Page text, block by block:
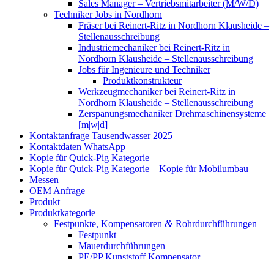
Sales Manager – Vertriebs­mit­ar­beiter (M/W/D)
Techniker Jobs in Nordhorn
Fräser bei Reinert-Ritz in Nordhorn Klaus­heide –
Stellenausschreibung
Indus­trie­me­cha­niker bei Reinert-Ritz in
Nordhorn Klaus­heide – Stellenausschreibung
Jobs für Ingenieure und Techniker
Produkt­kon­strukteur
Werkzeug­me­cha­niker bei Reinert-Ritz in
Nordhorn Klaus­heide – Stellenausschreibung
Zerspa­nungs­me­cha­niker Drehma­schi­nen­systeme
[m|w|d]
Kontakt­an­frage Tausend­wasser 2025
Kontakt­daten WhatsApp
Kopie für Quick-Pig Kategorie
Kopie für Quick-Pig Kategorie – Kopie für Mobilumbau
Messen
OEM Anfrage
Produkt
Produkt­ka­te­gorie
Festpunkte, Kompen­sa­toren & Rohrdurchführungen
Festpunkt
Mauer­durch­füh­rungen
PE/PP Kunst­stoff Kompensator